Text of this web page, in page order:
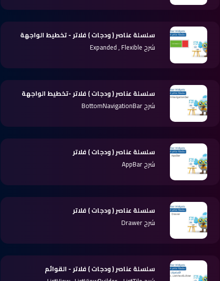
سلسلة عناصر ( ودجات ) فلاتر - تخطيط الواجهة
شرح Expanded , Flexible
سلسلة عناصر ( ودجات ) فلاتر -تخطيط الواجهة
شرح BottomNavigationBar
سلسلة عناصر ( ودجات ) فلاتر
شرح AppBar
سلسلة عناصر ( ودجات ) فلاتر
شرح Drawer
سلسلة عناصر ( ودجات ) فلاتر - القوائم